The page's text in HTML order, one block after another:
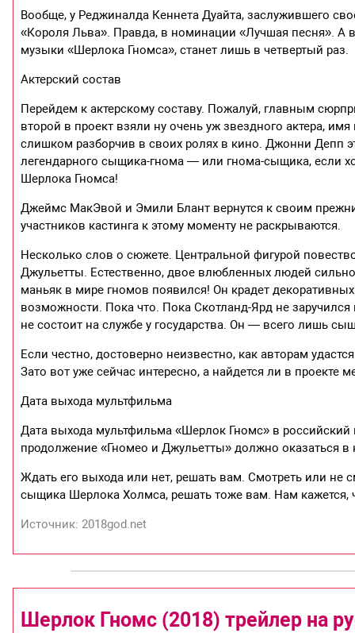
Вообще, у Реджиналда Кеннета Дуайта, заслужившего
«Короля Льва». Правда, в номинации «Лучшая песня».
музыки «Шерлока Гномса», станет лишь в четвертый раз.
Актерский состав
Перейдем к актерскому составу. Пожалуй, главным
второй в проект взяли ну очень уж звездного актера,
слишком разборчив в своих ролях в кино. Джонни Депп
легендарного сыщика-гнома — или гнома-сыщика, если
Шерлока Гномса!
Джеймс МакЭвой и Эмили Блант вернутся к своим
участников кастинга к этому моменту не раскрываются.
Несколько слов о сюжете. Центральной фигурой
Джульетты. Естественно, двое влюбленных людей
маньяк в мире гномов появился! Он крадет
возможности. Пока что. Пока Скотланд-Ярд не
не состоит на службе у государства. Он — всего лишь
Если честно, достоверно неизвестно, как авторам
Зато вот уже сейчас интересно, а найдется ли в проекте
Дата выхода мультфильма
Дата выхода мультфильма «Шерлок Гномс» в российский
продолжение «Гномео и Джульетты» должно оказаться в
Ждать его выхода или нет, решать вам. Смотреть или не
сыщика Шерлока Холмса, решать тоже вам. Нам кажется,
Источник: 2018god.net
Шерлок Гномс (2018) трейлер на